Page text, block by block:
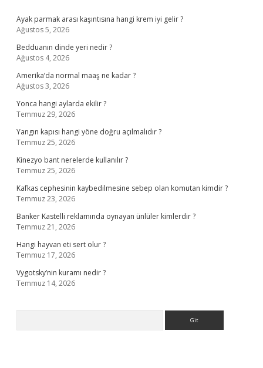
Ayak parmak arası kaşıntısına hangi krem iyi gelir ?
Ağustos 5, 2026
Bedduanın dinde yeri nedir ?
Ağustos 4, 2026
Amerika’da normal maaş ne kadar ?
Ağustos 3, 2026
Yonca hangi aylarda ekilir ?
Temmuz 29, 2026
Yangın kapısı hangi yöne doğru açılmalıdır ?
Temmuz 25, 2026
Kinezyo bant nerelerde kullanılır ?
Temmuz 25, 2026
Kafkas cephesinin kaybedilmesine sebep olan komutan kimdir ?
Temmuz 23, 2026
Banker Kastelli reklamında oynayan ünlüler kimlerdir ?
Temmuz 21, 2026
Hangi hayvan eti sert olur ?
Temmuz 17, 2026
Vygotsky’nin kuramı nedir ?
Temmuz 14, 2026